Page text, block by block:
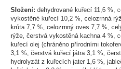
Složení: dehydrované kuřecí 11,6 %,
vykostěné kuřecí 10,2 %, celozrnná
krůta 7,7 %, celozrnný oves 7,7 %,
rýže, čerstvá vykostěná kachna 4 %,
kuřecí olej (chráněno přírodními
3,1 %, čerstvá kuřecí játra 3,1 %,
hydrolyzát z kuřecích jater 1,6 %,